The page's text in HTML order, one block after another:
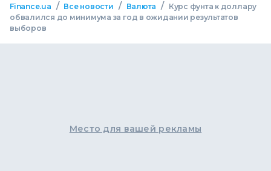
Finance.ua / Все новости / Валюта /
Курс фунта к доллару
обвалился до минимума за год в ожидании результатов
выборов
Место для вашей рекламы